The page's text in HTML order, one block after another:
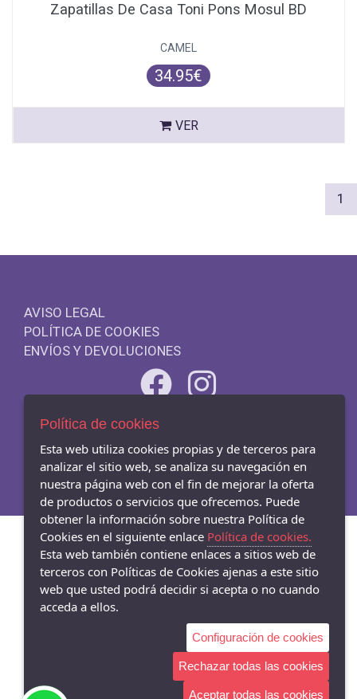
Zapatillas De Casa Toni Pons Mosul BD
CAMEL
34.95€
VER
1
AVISO LEGAL
POLÍTICA DE COOKIES
ENVÍOS Y DEVOLUCIONES
- Carrer Mar 54-56, Badalona - 08911 (Barcelona)
933845003
Política de cookies
Esta web utiliza cookies propias y de terceros para
analizar el sitio web, se analiza su navegación en
nuestra página web con el fin de mejorar la oferta
de productos o servicios que ofrecemos. Puede
obtener la información sobre nuestra Política de
Cookies en el siguiente enlace Política de cookies.
Esta web también contiene enlaces a sitios web de
terceros con Políticas de Cookies ajenas a este sitio
web que usted podrá decidir si acepta o no cuando
acceda a ellos.
Configuración de cookies
Rechazar todas las cookies
Aceptar todas las cookies